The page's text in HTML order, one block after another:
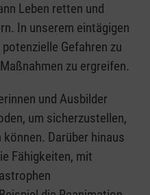
Leben retten und
In unserem eintägigen
Gefahren zu
zu ergreifen.
und Ausbilder
um sicherzustellen,
Darüber hinaus
Fähigkeiten, mit